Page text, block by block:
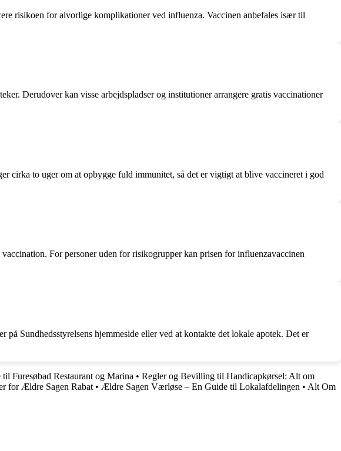
risikoen for alvorlige komplikationer ved influenza. Vaccinen anbefales især til
Derudover kan visse arbejdspladser og institutioner arrangere gratis vaccinationer
cirka to uger om at opbygge fuld immunitet, så det er vigtigt at blive vaccineret i god
For personer uden for risikogrupper kan prisen for influenzavaccinen
Sundhedsstyrelsens hjemmeside eller ved at kontakte det lokale apotek. Det er
Furesøbad Restaurant og Marina • Regler og Bevilling til Handicapkørsel: Alt om
for Ældre Sagen Rabat • Ældre Sagen Værløse – En Guide til Lokalafdelingen • Alt Om